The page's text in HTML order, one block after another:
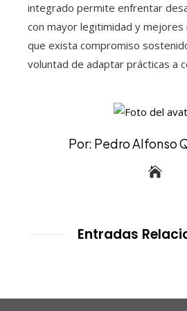
integrado permite enfrentar
con mayor legitimidad y
que exista compromiso
voluntad de adaptar prácticas a
Por: Pedro Alfonso
Entradas